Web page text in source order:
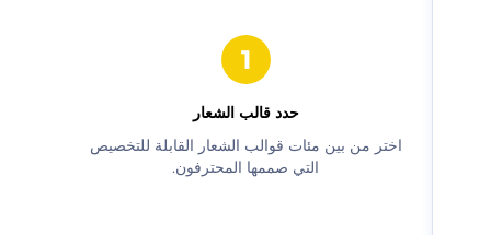
حدد قالب الشعار
‫اختر من بين مئات قوالب الشعار القابلة للتخصيص
التي صممها المحترفون.‬